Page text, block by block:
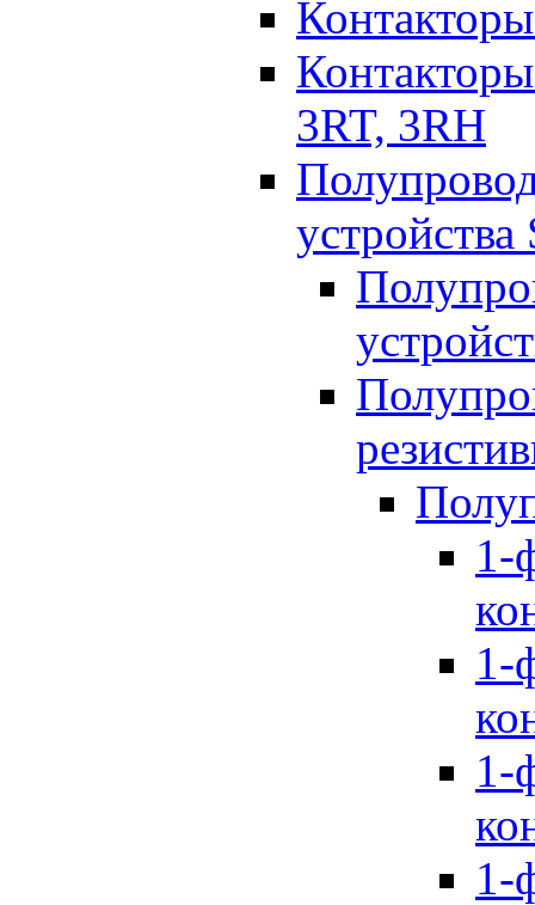
3RT, 3RH
1-
1-
1-
1-